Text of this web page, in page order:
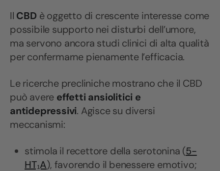
Il CBD è oggetto di crescente interesse come
possibile supporto nei disturbi dell’umore,
ma servono ancora studi clinici di alta qualità
per confermarne pienamente l’efficacia.
Le ricerche precliniche mostrano che il CBD
può avere effetti ansiolitici e
antidepressivi. Agisce su diversi
meccanismi:
stimola il recettore della serotonina (5-
HT₁A), favorendo il benessere emotivo;